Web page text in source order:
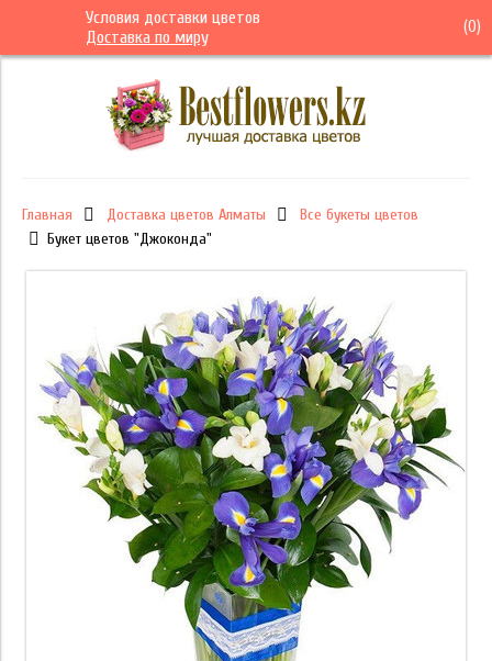
Условия доставки цветов
Доставка по миру
(0)
Главная Доставка цветов Алматы
Все букеты цветов
Букет цветов "Джоконда"